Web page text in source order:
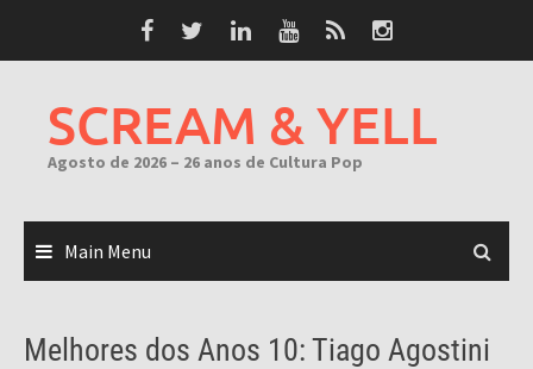
SCREAM & YELL
Agosto de 2026 – 26 anos de Cultura Pop
Main Menu
Melhores dos Anos 10: Tiago Agostini